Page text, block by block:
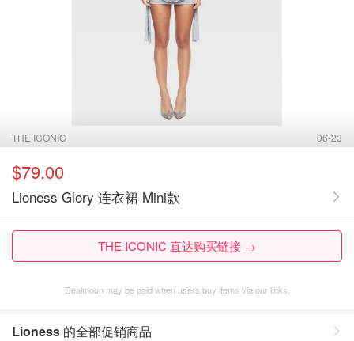
THE ICONIC 06-23
$79.00
Lioness Glory 连衣裙 Mini款
THE ICONIC 直达购买链接 →
Dealmoon may be paid when users buy items via our links.
Lioness 的全部促销商品